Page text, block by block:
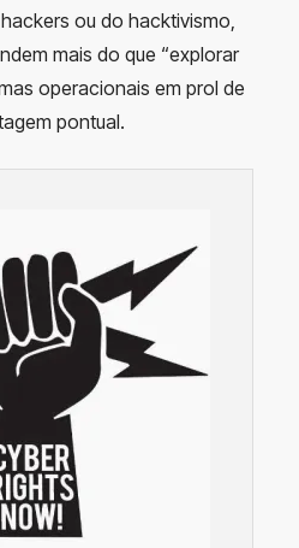
ou do hacktivismo,
mais do que “explorar
operacionais em prol de
pontual.